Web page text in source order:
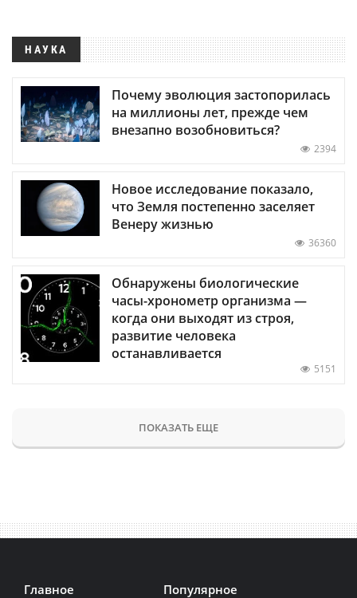
НАУКА
Почему эволюция застопорилась
на миллионы лет, прежде чем
внезапно возобновиться?
2394
Новое исследование показало,
что Земля постепенно заселяет
Венеру жизнью
36360
Обнаружены биологические
часы-хронометр организма —
когда они выходят из строя,
развитие человека
останавливается
5151
ПОКАЗАТЬ ЕЩЕ
Главное Популярное